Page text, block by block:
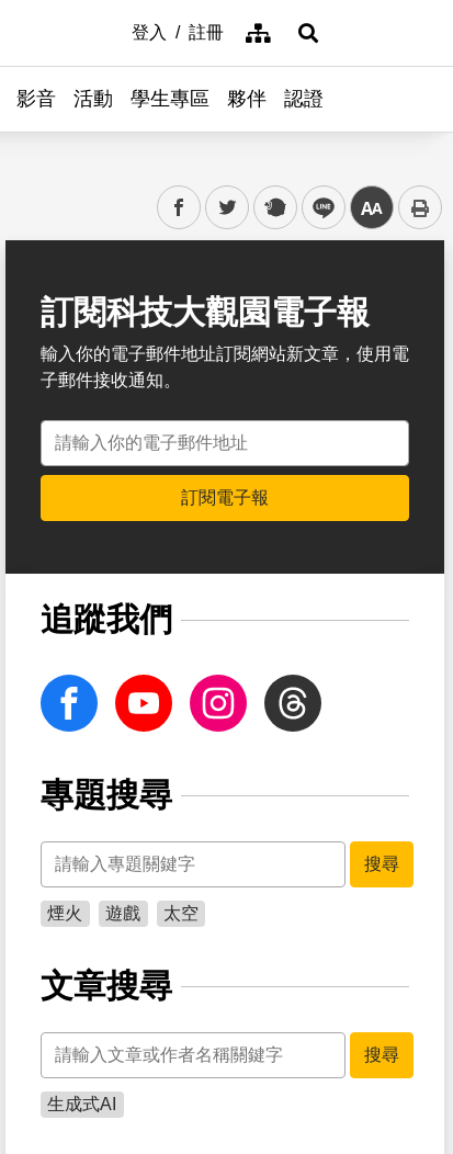
登入 註冊 網站導覽展開搜尋
影音 活動 學生專區 夥伴 認證
facebooktwitter plurk line 中
訂閱科技大觀園電子報
輸入你的電子郵件地址訂閱網站新文章，使用電
子郵件接收通知。
電子郵件地址
訂閱電子報
追蹤我們
facebook Youtube InstagramThreads
專題搜尋
關鍵字
搜尋
煙火 遊戲 太空
文章搜尋
關鍵字
搜尋
生成式AI